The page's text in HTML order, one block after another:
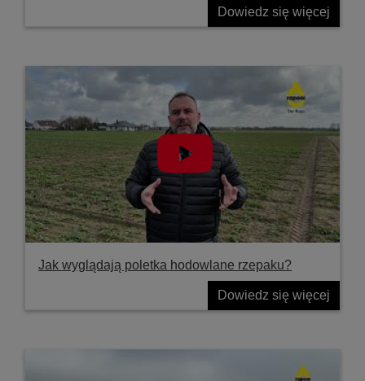
Dowiedz się więcej
Jak wyglądają poletka hodowlane rzepaku?
Dowiedz się więcej